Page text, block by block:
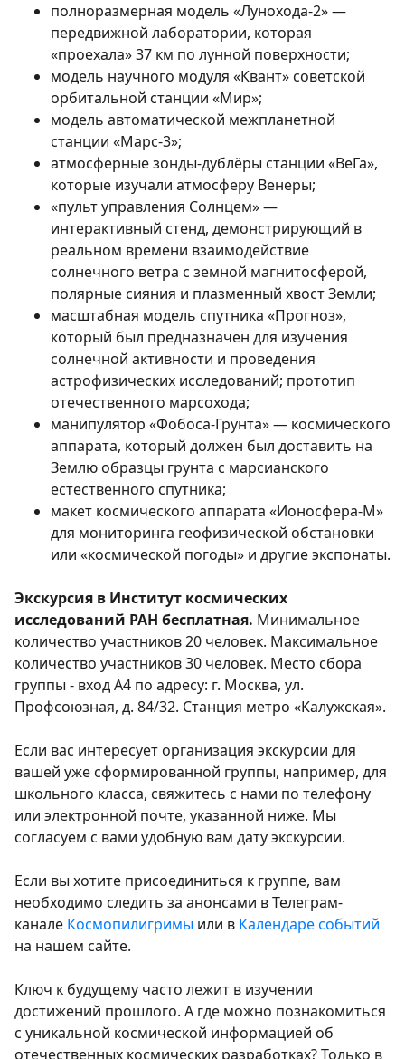
полноразмерная модель «Лунохода-2» —
передвижной лаборатории, которая
«проехала» 37 км по лунной поверхности;
модель научного модуля «Квант» советской
орбитальной станции «Мир»;
модель автоматической межпланетной
станции «Марс-3»;
атмосферные зонды-дублёры станции «ВеГа»,
которые изучали атмосферу Венеры;
«пульт управления Солнцем» —
интерактивный стенд, демонстрирующий в
реальном времени взаимодействие
солнечного ветра с земной магнитосферой,
полярные сияния и плазменный хвост Земли;
масштабная модель спутника «Прогноз»,
который был предназначен для изучения
солнечной активности и проведения
астрофизических исследований; прототип
отечественного марсохода;
манипулятор «Фобоса-Грунта» — космического
аппарата, который должен был доставить на
Землю образцы грунта с марсианского
естественного спутника;
макет космического аппарата «Ионосфера-М»
для мониторинга геофизической обстановки
или «космической погоды» и другие экспонаты.
Экскурсия в Институт космических
исследований РАН бесплатная. Минимальное
количество участников 20 человек. Максимальное
количество участников 30 человек. Место сбора
группы - вход А4 по адресу: г. Москва, ул.
Профсоюзная, д. 84/32. Станция метро «Калужская».
Если вас интересует организация экскурсии для
вашей уже сформированной группы, например, для
школьного класса, свяжитесь с нами по телефону
или электронной почте, указанной ниже. Мы
согласуем с вами удобную вам дату экскурсии.
Если вы хотите присоединиться к группе, вам
необходимо следить за анонсами в Телеграм-
канале Космопилигримы или в Календаре событий
на нашем сайте.
Ключ к будущему часто лежит в изучении
достижений прошлого. А где можно познакомиться
с уникальной космической информацией об
отечественных космических разработках? Только в